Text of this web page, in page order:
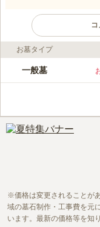
ライフドット編集部のコメ
金華墓地は、北
墓地内は手入
車の利用がおす
口コミ評価
お墓タイプ
一般墓
価格は変更されることが
域の墓石制作・工事費を元
います。最新の価格等を知